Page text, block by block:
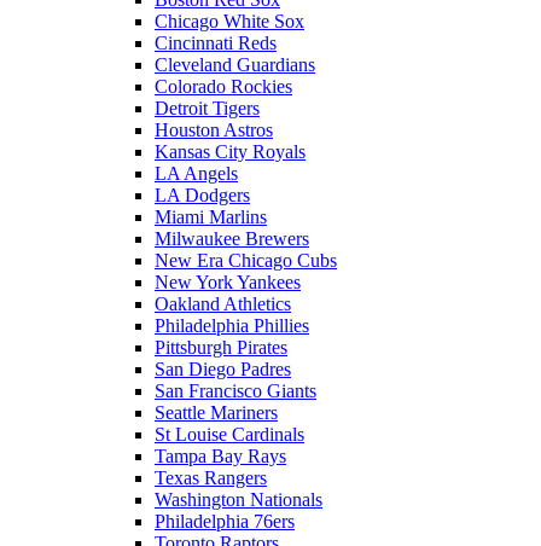
Chicago White Sox
Cincinnati Reds
Cleveland Guardians
Colorado Rockies
Detroit Tigers
Houston Astros
Kansas City Royals
LA Angels
LA Dodgers
Miami Marlins
Milwaukee Brewers
New Era Chicago Cubs
New York Yankees
Oakland Athletics
Philadelphia Phillies
Pittsburgh Pirates
San Diego Padres
San Francisco Giants
Seattle Mariners
St Louise Cardinals
Tampa Bay Rays
Texas Rangers
Washington Nationals
Philadelphia 76ers